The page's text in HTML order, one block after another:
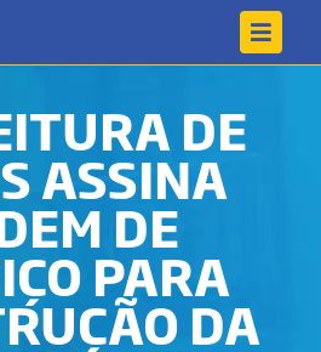
DE
ASSINA
DE
PARA
DA